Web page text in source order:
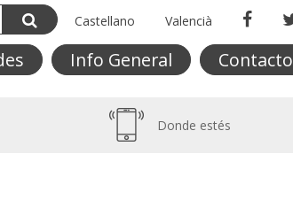
Castellano Valencià
Info General Contacto
Donde estés